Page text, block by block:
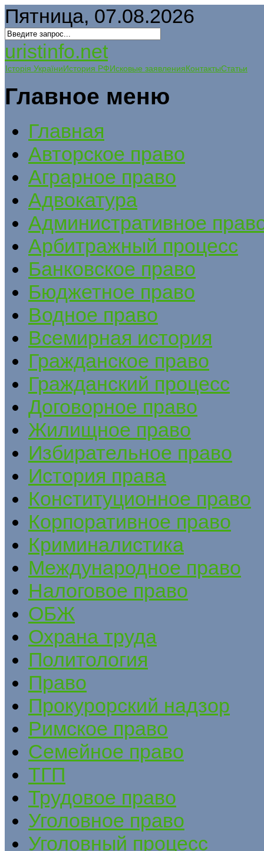
Пятница, 07.08.2026
uristinfo.net
Історія УкраїниИстория РФИсковые заявленияКонтактыСтатьи
Главное меню
Главная
Авторское право
Аграрное право
Адвокатура
Административное
Арбитражный процесс
Банковское право
Бюджетное право
Водное право
Всемирная история
Гражданское право
Гражданский процесс
Договорное право
Жилищное право
Избирательное право
История права
Конституционное право
Корпоративное право
Криминалистика
Международное право
Налоговое право
ОБЖ
Охрана труда
Политология
Право
Прокурорский надзор
Римское право
Семейное право
ТГП
Трудовое право
Уголовное право
Уголовный процесс